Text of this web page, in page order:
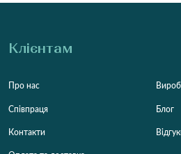
Клієнтам
Про нас
Співпраця
Контакти
Блог